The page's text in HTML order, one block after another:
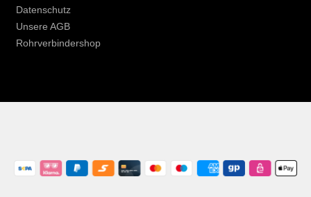
Datenschutz
Unsere AGB
Rohrverbindershop